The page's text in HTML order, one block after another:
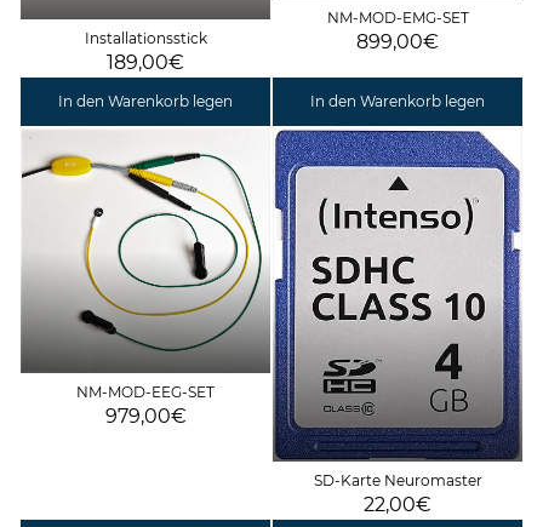
Installationsstick
189,00€
In den Warenkorb legen
NM-MOD-EMG-SET
899,00€
In den Warenkorb legen
NM-MOD-EEG-SET
979,00€
SD-Karte Neuromaster
22,00€